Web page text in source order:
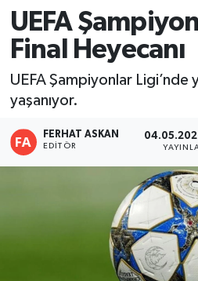
UEFA
Final Heyecanı
UEFA Şampiyonlar Ligi’nde
yaşanıyor.
FERHAT ASKAN
EDITÖR
Van Trafik Yoğunluk
Tüm Manşetler
Son Dakika Haberleri